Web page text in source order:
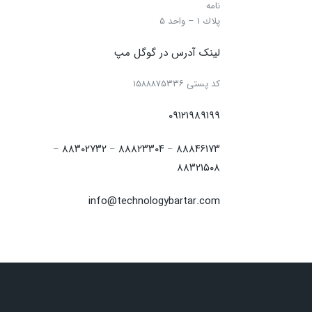
نامه
پلاك ۱ – واحد ۵
لینک آدرس در گوگل مپ
كد پستی ۱۵۸۸۸۷۵۳۳۶
۰۹۱۲۱۹۸۹۱۹۹
۸۸۸۴۶۱۷۳ – ۸۸۸۲۳۳۰۴ – ۸۸۳۰۲۷۳۲ –
۸۸۳۲۱۵۰۸
info@technologybartar.com